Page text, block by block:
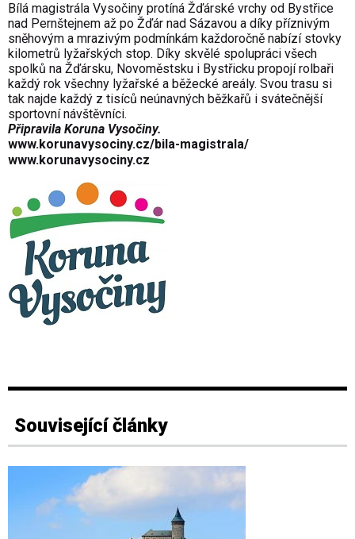
Bílá magistrála Vysočiny protíná Žďárské vrchy od Bystřice
nad Pernštejnem až po Žďár nad Sázavou a díky příznivým
sněhovým a mrazivým podmínkám každoročně nabízístovky
kilometrů lyžařských stop. Díky skvělé spolupráci všech
spolků na Žďársku, Novoměstsku i Bystřicku propojírolbaři
každý rok všechny lyžařské a běžecké areály. Svou trasu si
tak najde každý z tisíců neúnavných běžkařů i svátečnější
sportovní návštěvníci.
Připravila Koruna Vysočiny.
www.korunavysociny.cz/bila-magistrala/
www.korunavysociny.cz
Související články